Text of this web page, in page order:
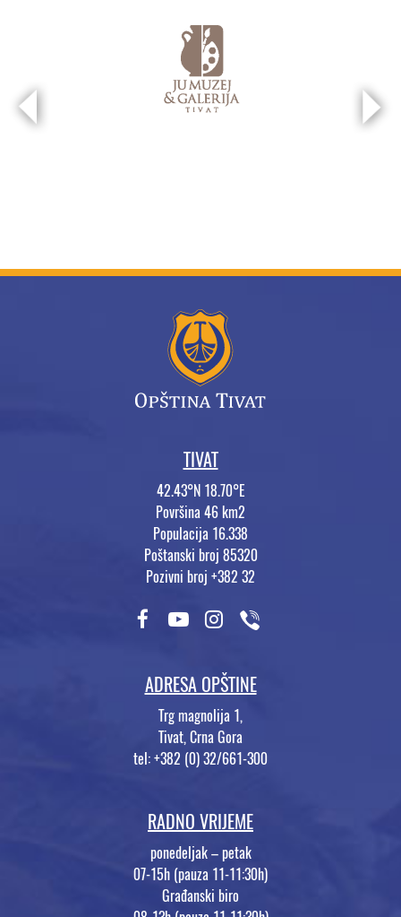
TIVAT
42.43°N 18.70°E
Površina 46 km2
Populacija 16.338
Poštanski broj 85320
Pozivni broj +382 32
ADRESA OPŠTINE
Trg magnolija 1,
Tivat, Crna Gora
tel: +382 (0) 32/661-300
RADNO VRIJEME
ponedeljak – petak
07-15h (pauza 11-11:30h)
Građanski biro